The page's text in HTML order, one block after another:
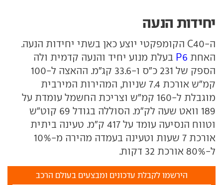
יחידות הנעה
ה-C40 הקומפקטי יוצע כאן בשתי יחידות הנעה.
האחת P6 בעלת מנוע יחיד והנעה קדמית ולה
הספק של 231 כ"ס ו-33.6 קג"מ. ההאצה ל-100
קמ"ש אורכת 7.4 שניות, המהירות המירבית
מוגבלת ל-160 קמ"ש וצריכת החשמל עומדת על
189 וואט שעה לק"מ. הסוללה בגודל 69 קוט"ש
וטווח הנסיעה עומד על 417 ק"מ. טעינה ביתית
אורכת 7 שעות וטעינה בעמדה מהירה מ-10%
ל-80% אורכת 32 דקות.
הירשמו לקבלת עדכונים ומבצעים בעולם הרכב